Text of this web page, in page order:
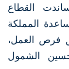
القطاع
المملكة
فرص العمل،
الشمول